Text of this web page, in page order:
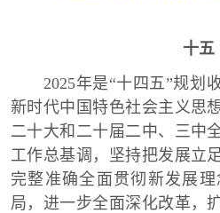
十五
2025年是“十四五”规划
新时代中国特色社会主义思
二十大和二十届二中、三中
工作总基调，坚持把发展立
完整准确全面贯彻新发展
局，进一步全面深化改革，